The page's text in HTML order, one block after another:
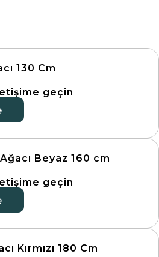
130 Cm
geçin
Beyaz 160 cm
geçin
Kırmızı 180 Cm